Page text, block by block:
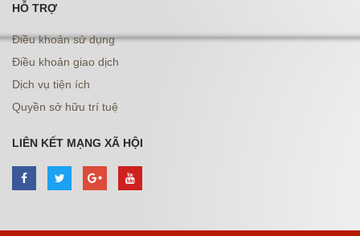
HỖ TRỢ
Điều khoản sử dụng
Điều khoản giao dịch
Dịch vụ tiện ích
Quyền sở hữu trí tuệ
LIÊN KẾT MẠNG XÃ HỘI